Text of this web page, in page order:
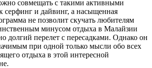
совмещать с такими активными
серфинг и дайвинг, а насыщенная
не позволит скучать любителям
минусом отдыха в Малайзии
долгий перелет с пересадками. Однако он
при одной только мысли обо всех
отдыха в этой интересной